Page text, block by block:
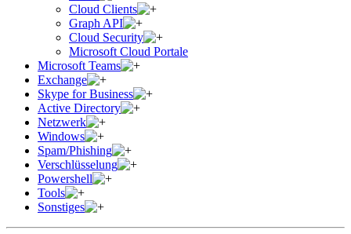
Cloud Clients
Graph API
Cloud Security
Microsoft Cloud Portale
Microsoft Teams
Exchange
Skype for Business
Active Directory
Netzwerk
Windows
Spam/Phishing
Verschlüsselung
Powershell
Tools
Sonstiges